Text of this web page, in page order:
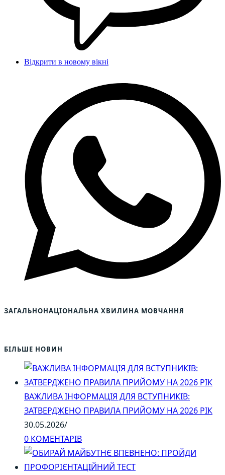
Відкрити в новому вікні
ЗАГАЛЬНОНАЦІОНАЛЬНА ХВИЛИНА МОВЧАННЯ
БІЛЬШЕ НОВИН
ВАЖЛИВА ІНФОРМАЦІЯ ДЛЯ ВСТУПНИКІВ:
ЗАТВЕРДЖЕНО ПРАВИЛА ПРИЙОМУ НА 2026 РІК
30.05.2026/
0 КОМЕНТАРІВ